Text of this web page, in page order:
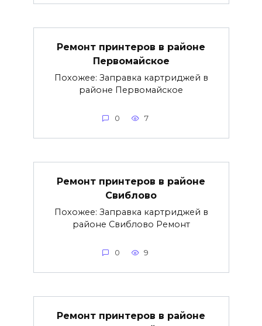
Ремонт принтеров в районе
Первомайское
Похожее: Заправка картриджей в
районе Первомайское
0 7
Ремонт принтеров в районе
Свиблово
Похожее: Заправка картриджей в
районе Свиблово Ремонт
0 9
Ремонт принтеров в районе